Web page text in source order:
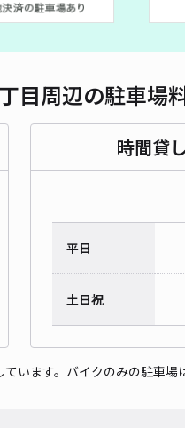
目周辺の駐車場
時間貸
平日
土日祝
います。バイクのみの駐車場